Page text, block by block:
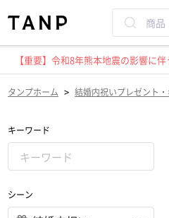
【重要】令和8年熊本地震の影響に
タンプホーム > 結婚内祝いプレゼント・
キーワード
シーン